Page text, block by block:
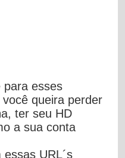
para esses
queira perder
ter seu HD
a sua conta
URL´s